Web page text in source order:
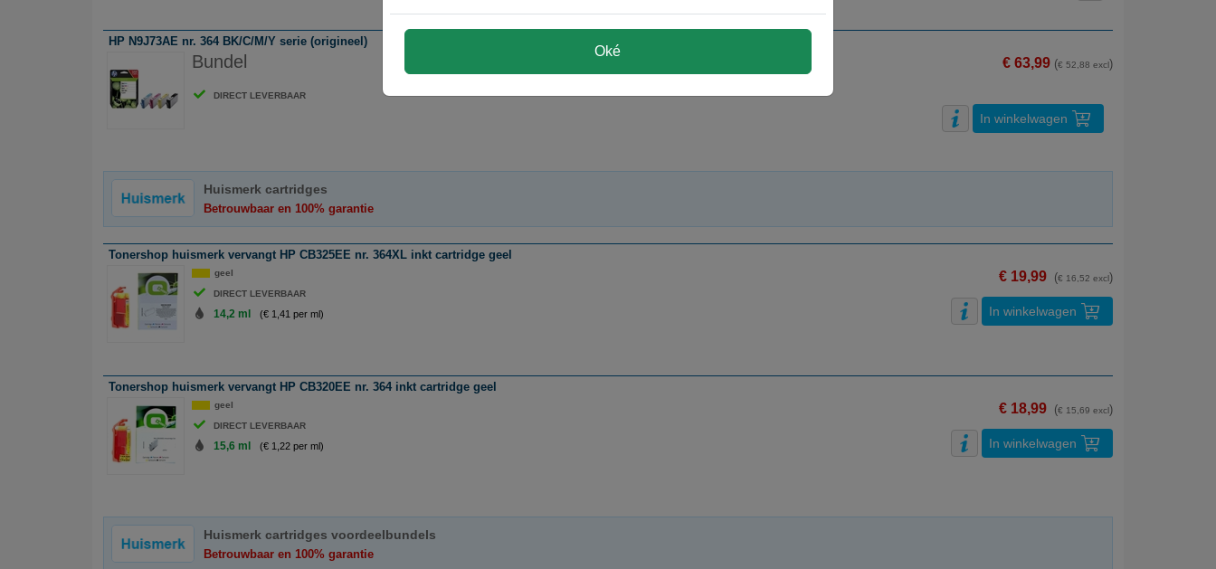
HP N9J73AE nr. 364 BK/C/M/Y serie (origineel)
Bundel
DIRECT LEVERBAAR
€ 63,99 (€ 52,88 excl)
In winkelwagen
Huismerk cartridges
Betrouwbaar en 100% garantie
Tonershop huismerk vervangt HP CB325EE nr. 364XL inkt cartridge geel
geel
DIRECT LEVERBAAR
14,2 ml (€ 1,41 per ml)
€ 19,99 (€ 16,52 excl)
In winkelwagen
Tonershop huismerk vervangt HP CB320EE nr. 364 inkt cartridge geel
geel
DIRECT LEVERBAAR
15,6 ml (€ 1,22 per ml)
€ 18,99 (€ 15,69 excl)
In winkelwagen
Huismerk cartridges voordeelbundels
Betrouwbaar en 100% garantie
Oké